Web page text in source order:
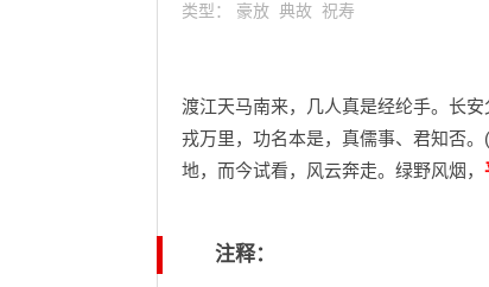
类型： 豪放 典故 祝寿
渡江天马南来，几人真是经纶手。长
戎万里，功名本是，真儒事、君知否
地，而今试看，风云奔走。绿野风烟，
注释：